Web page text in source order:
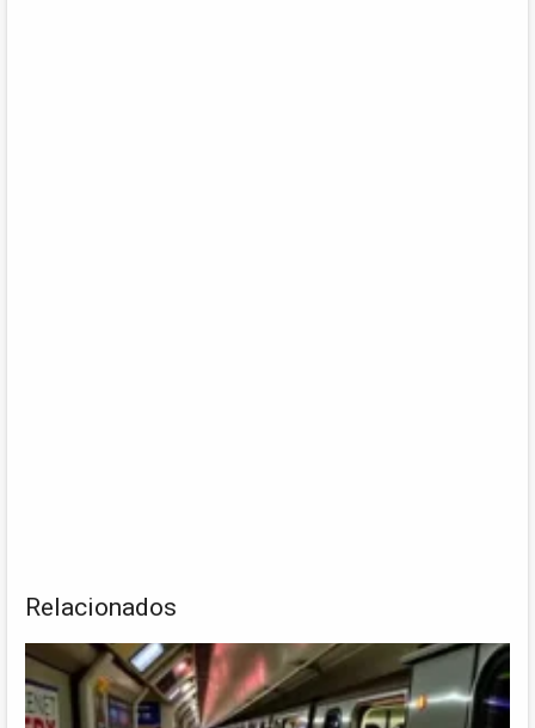
Relacionados